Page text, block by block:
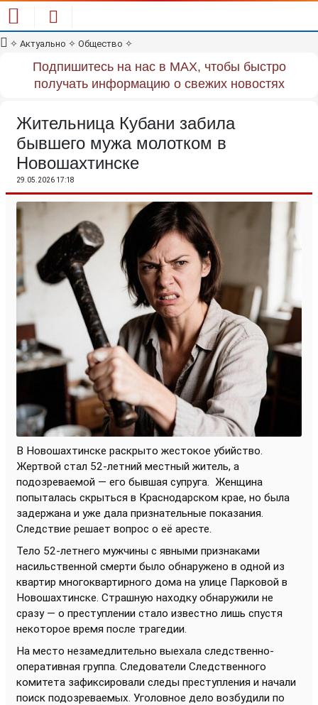
✧ Актуально ✧ Общество ✧
Подпишитесь на нас в MAX, чтобы быстро
получать информацию о свежих новостях
Жительница Кубани забила
бывшего мужа молотком в
Новошахтинске
29.05.2026 17:18
В Новошахтинске раскрыто жестокое убийство.
Жертвой стал 52-летний местный житель, а
подозреваемой — его бывшая супруга. Женщина
попыталась скрыться в Краснодарском крае, но была
задержана и уже дала признательные показания.
Следствие решает вопрос о её аресте.
Тело 52-летнего мужчины с явными признаками
насильственной смерти было обнаружено в одной из
квартир многоквартирного дома на улице Парковой в
Новошахтинске. Страшную находку обнаружили не
сразу — о преступлении стало известно лишь спустя
некоторое время после трагедии.
На место незамедлительно выехала следственно-
оперативная группа. Следователи Следственного
комитета зафиксировали следы преступления и начали
поиск подозреваемых. Уголовное дело возбудили по